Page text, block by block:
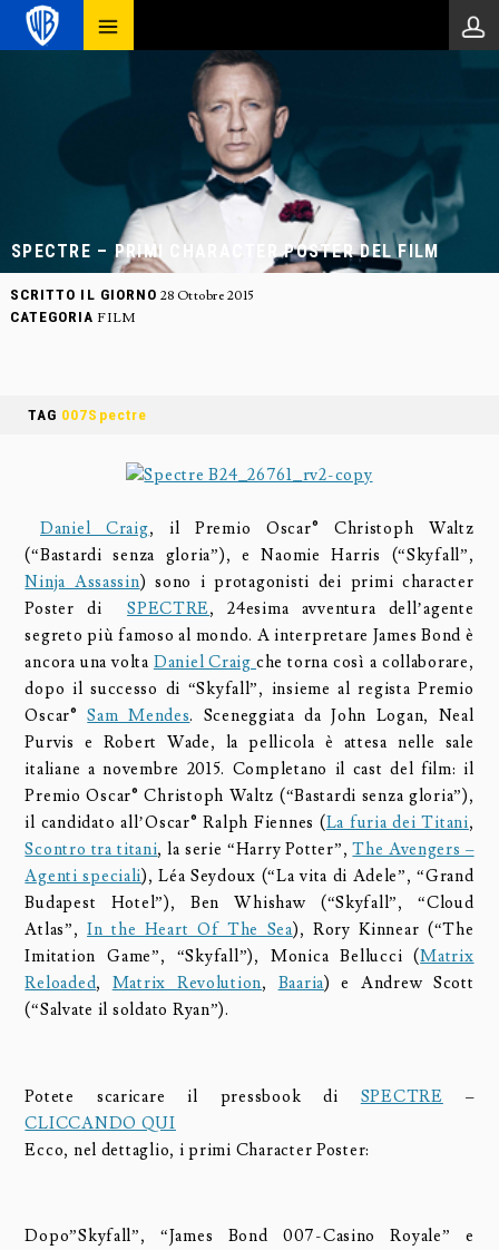
SPECTRE – PRIMI CHARACTER POSTER DEL FILM
SCRITTO IL GIORNO 28 Ottobre 2015
CATEGORIA FILM
TAG 007Spectre
Daniel Craig, il Premio Oscar® Christoph Waltz
(“Bastardi senza gloria”), e Naomie Harris (“Skyfall”,
Ninja Assassin) sono i protagonisti dei primi character
Poster diSPECTRE, 24esima avventura dell’agente
segreto più famoso al mondo. A interpretare James Bond è
ancora una volta Daniel Craigche torna così a collaborare,
dopo il successo di “Skyfall”, insieme al regista Premio
Oscar®Sam Mendes. Sceneggiata da John Logan, Neal
Purvis e Robert Wade, la pellicola è attesa nelle sale
italiane a novembre 2015. Completano il cast del film: il
Premio Oscar® Christoph Waltz (“Bastardi senza gloria”),
il candidato all’Oscar® Ralph Fiennes (La furia dei Titani,
Scontro tra titani, la serie “Harry Potter”,The Avengers –
Agenti speciali), Léa Seydoux (“La vita di Adele”, “Grand
Budapest Hotel”), Ben Whishaw (“Skyfall”, “Cloud
Atlas”,In the Heart Of The Sea), Rory Kinnear (“The
Imitation Game”, “Skyfall”), Monica Bellucci (Matrix
Reloaded, Matrix Revolution, Baaria) e Andrew Scott
(“Salvate il soldato Ryan”).
Potete scaricare il pressbook di SPECTRE –
CLICCANDO QUI
Ecco, nel dettaglio, i primi Character Poster:
Dopo”Skyfall”, “James Bond 007-Casino Royale” e